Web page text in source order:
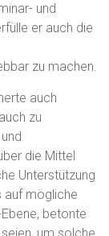
und
er auch die
zu machen.
auch
zu
die Mittel
Unterstützung
auf mögliche
betonte